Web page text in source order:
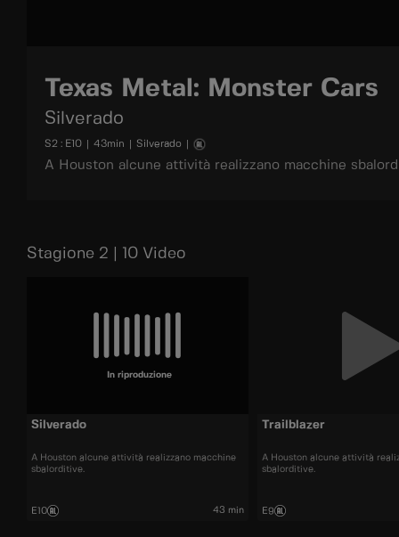
Texas Metal: Monster Cars
Silverado
S2 : E10 43min Silverado
A Houston alcune attività realizzano macchine
Stagione 2 | 10 Video
In riproduzione
Silverado
A Houston alcune attività realizzano macchine
sbalorditive.
E10 43 min
Trailblazer
A Houston alcune attività
sbalorditive.
E9